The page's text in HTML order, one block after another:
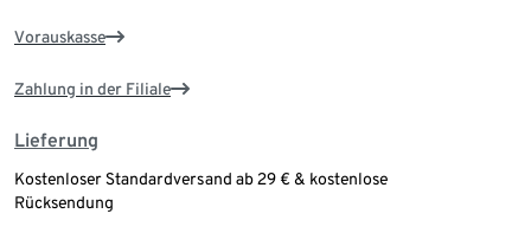
Vorauskasse
Zahlung in der Filiale
Lieferung
Kostenloser Standardversand ab 29 € & kostenlose
Rücksendung